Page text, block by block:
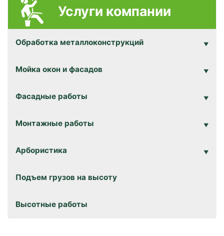
Услуги компании
Обработка металлоконструкций
Мойка окон и фасадов
Фасадные работы
Монтажные работы
Арбористика
Подъем грузов на высоту
Высотные работы